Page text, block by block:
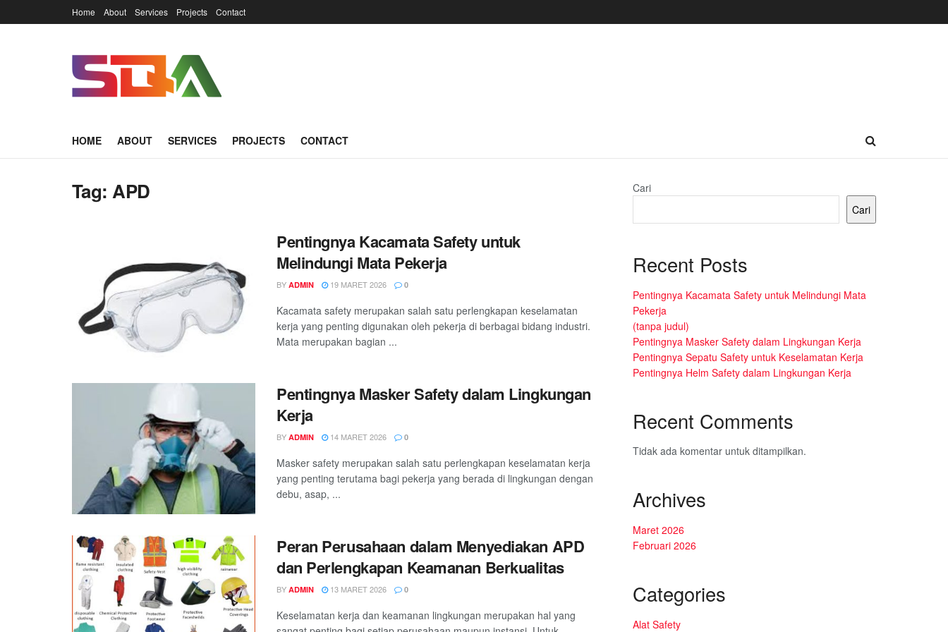
Home About Services Projects Contact
HOME ABOUT SERVICES PROJECTS CONTACT
Tag:APD
Pentingnya Kacamata Safety untuk
Melindungi Mata Pekerja
BY ADMIN 19 MARET 2026 0
Kacamata safety merupakan salah satu perlengkapan keselamatan
kerja yang penting digunakan oleh pekerja di berbagai bidang industri.
Mata merupakan bagian ...
Pentingnya Masker Safety dalam Lingkungan
Kerja
BY ADMIN 14 MARET 2026 0
Masker safety merupakan salah satu perlengkapan keselamatan kerja
yang penting terutama bagi pekerja yang berada di lingkungan dengan
debu, asap, ...
Peran Perusahaan dalam Menyediakan APD
dan Perlengkapan Keamanan Berkualitas
BY ADMIN 13 MARET 2026 0
Keselamatan kerja dan keamanan lingkungan merupakan hal yang
Cari
Cari
Recent Posts
Pentingnya Kacamata Safety untuk Melindungi Mata
Pekerja
(tanpa judul)
Pentingnya Masker Safety dalam Lingkungan Kerja
Pentingnya Sepatu Safety untuk Keselamatan Kerja
Pentingnya Helm Safety dalam Lingkungan Kerja
Recent Comments
Tidak ada komentar untuk ditampilkan.
Archives
Maret 2026
Februari 2026
Categories
Alat Safety